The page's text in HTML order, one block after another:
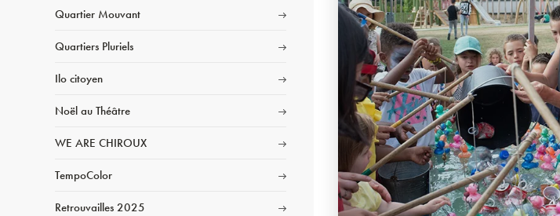
Quartier Mouvant
Quartiers Pluriels
Ilo citoyen
Noël au Théâtre
WE ARE CHIROUX
TempoColor
Retrouvailles 2025